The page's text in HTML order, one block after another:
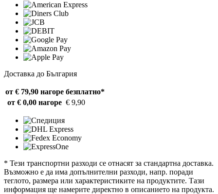
Доставка до България
от € 79,90 нагоре безплатно*
от € 0,00 нагоре € 9,90
* Тези транспортни разходи се отнасят за стандартна доставка.
Възможно е да има допълнителни разходи, напр. поради
теглото, размера или характеристиките на продуктите. Тази
информация ще намерите директно в описанието на продукта.